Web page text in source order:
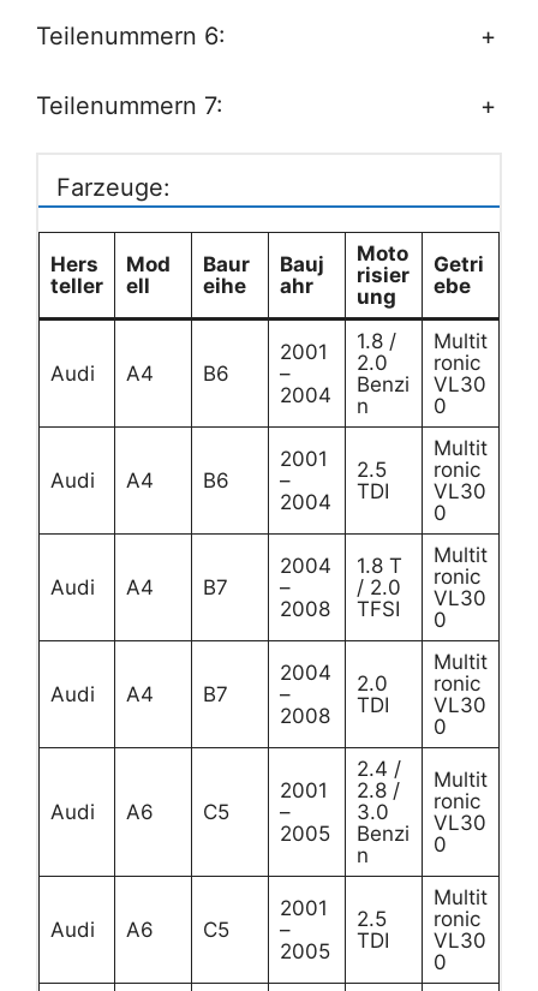
Teilenummern 6: +
Teilenummern 7: +
Farzeuge:
Hers
teller
Mod
ell
Baur
eihe
Bauj
ahr
Moto
risier
ung
Getri
ebe
Audi A4 B6
2001
–
2004
1.8 /
2.0
Benzi
n
Multit
ronic
VL30
0
Audi A4 B6
2001
–
2004
2.5
TDI
Multit
ronic
VL30
0
Audi A4 B7
2004
–
2008
1.8 T
/ 2.0
TFSI
Multit
ronic
VL30
0
Audi A4 B7
2004
–
2008
2.0
TDI
Multit
ronic
VL30
0
Audi A6 C5
2001
–
2005
2.4 /
2.8 /
3.0
Benzi
n
Multit
ronic
VL30
0
Audi A6 C5
2001
–
2005
2.5
TDI
Multit
ronic
VL30
0